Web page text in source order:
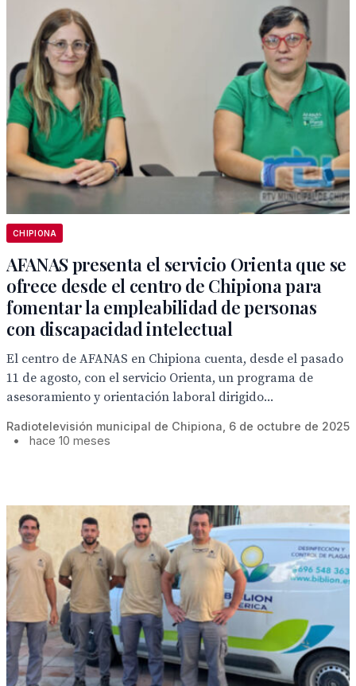
CHIPIONA
AFANAS presenta el servicio Orienta que se
ofrece desde el centro de Chipiona para
fomentar la empleabilidad de personas
con discapacidad intelectual
El centro de AFANAS en Chipiona cuenta, desde el pasado
11 de agosto, con el servicio Orienta, un programa de
asesoramiento y orientación laboral dirigido...
Radiotelevisión municipal de Chipiona, 6 de octubre de 2025
•
hace 10 meses